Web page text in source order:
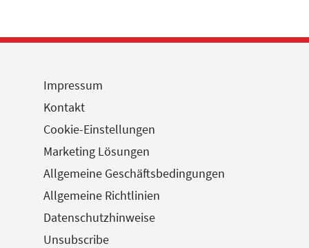
Impressum
Kontakt
Cookie-Einstellungen
Marketing Lösungen
Allgemeine Geschäftsbedingungen
Allgemeine Richtlinien
Datenschutzhinweise
Unsubscribe